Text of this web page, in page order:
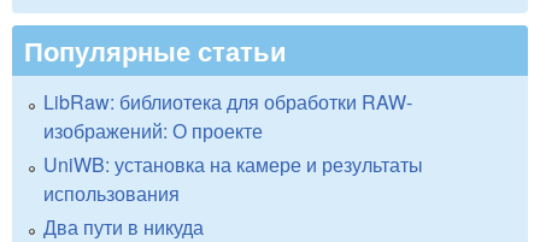
Популярные статьи
LibRaw: библиотека для обработки RAW-
изображений: О проекте
UniWB: установка на камере и результаты
использования
Два пути в никуда